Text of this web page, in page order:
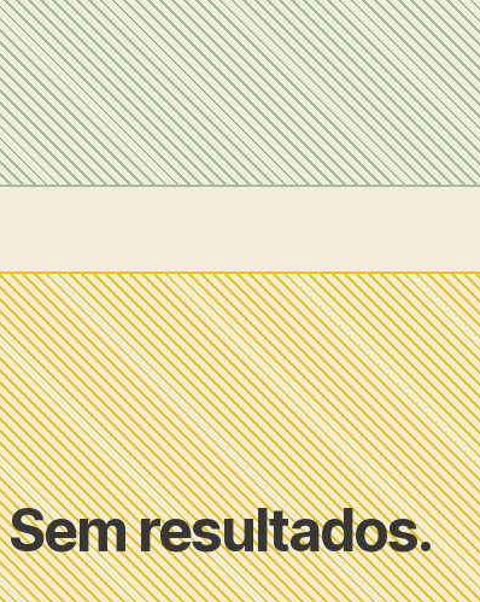
Sem resultados.